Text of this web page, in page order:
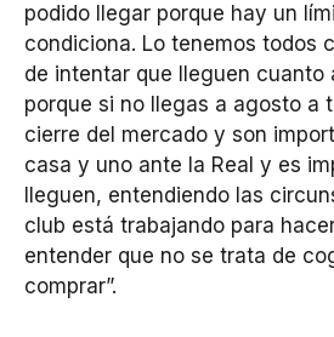
podido llegar porque hay un
condiciona. Lo tenemos todos
de intentar que lleguen cuanto
porque si no llegas a agosto a
cierre del mercado y son
casa y uno ante la Real y es
lleguen, entendiendo las
club está trabajando para
entender que no se trata de
comprar”.